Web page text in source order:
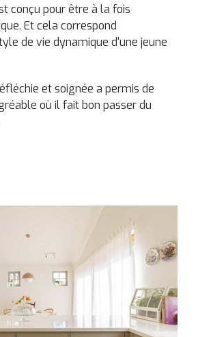
conçu pour être à la fois
Et cela correspond
de vie dynamique d'une jeune
et soignée a permis de
où il fait bon passer du